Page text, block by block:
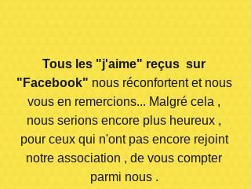
Tous les "j'aime" reçus  sur
"Facebook" nous réconfortent et nous
vous en remercions... Malgré cela ,
nous serions encore plus heureux ,
pour ceux qui n'ont pas encore rejoint
notre association , de vous compter
parmi nous .